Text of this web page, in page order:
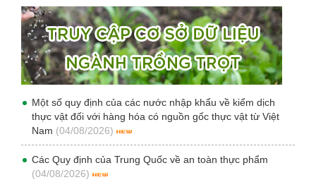
Một số quy định của các nước nhập khẩu về kiểm dịch
thực vật đối với hàng hóa có nguồn gốc thực vật từ Việt
Nam (04/08/2026)
Các Quy định của Trung Quốc về an toàn thực phẩm
(04/08/2026)